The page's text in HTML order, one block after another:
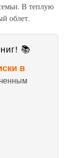
В теплую
облет.
📚
в